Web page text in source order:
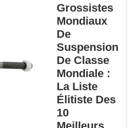
partie des
composants
cruciaux qui
déterminent un
segment
automobile.
Elles rendent
votre conduite
plus douce et
beaucoup plus
Grossistes
Mondiaux
De
Suspension
De Classe
Mondiale :
La Liste
Élitiste Des
10